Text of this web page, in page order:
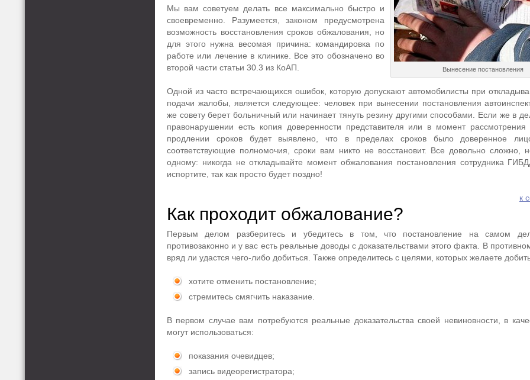
Вынесение постановления
Мы вам советуем делать все максимально быстро и
своевременно. Разумеется, законом предусмотрена
возможность восстановления сроков обжалования, но
для этого нужна весомая причина: командировка по
работе или лечение в клинике. Все это обозначено во
второй части статьи 30.3 из КоАП.
Одной из часто встречающихся ошибок, которую допускают автомобилисты при
подачи жалобы, является следующее: человек при вынесении постановления
же совету берет больничный или начинает тянуть резину другими способами. Если же в
правонарушении есть копия доверенности представителя или в момент
продлении сроков будет выявлено, что в пределах сроков было доверенное
соответствующие полномочия, сроки вам никто не восстановит. Все довольно сложно,
одному: никогда не откладывайте момент обжалования постановления сотрудника
испортите, так как просто будет поздно!
к
Как проходит обжалование?
Первым делом разберитесь и убедитесь в том, что постановление на самом
противозаконно и у вас есть реальные доводы с доказательствами этого факта. В
вряд ли удастся чего-либо добиться. Также определитесь с целями, которых желаете
хотите отменить постановление;
стремитесь смягчить наказание.
В первом случае вам потребуются реальные доказательства своей невиновности, в
могут использоваться:
показания очевидцев;
запись видеорегистратора;